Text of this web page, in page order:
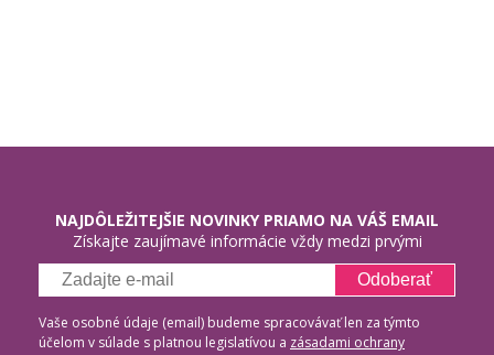
NAJDÔLEŽITEJŠIE NOVINKY PRIAMO NA VÁŠ EMAIL
Získajte zaujímavé informácie vždy medzi prvými
Odoberať
Vaše osobné údaje (email) budeme spracovávať len za týmto
účelom v súlade s platnou legislatívou a zásadami ochrany